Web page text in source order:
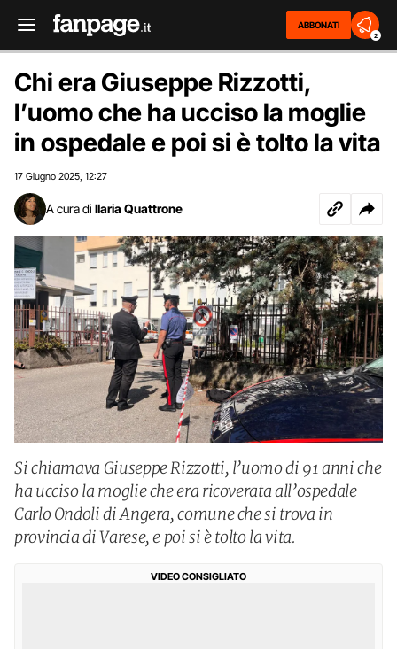
ABBONATI
2
Chi era Giuseppe Rizzotti,
l’uomo che ha ucciso la moglie
in ospedale e poi si è tolto la vita
17 Giugno 2025 12:27
A cura di Ilaria Quattrone
Si chiamava Giuseppe Rizzotti, l’uomo di 91 anni che
ha ucciso la moglie che era ricoverata all’ospedale
Carlo Ondoli di Angera, comune che si trova in
provincia di Varese, e poi si è tolto la vita.
VIDEO CONSIGLIATO